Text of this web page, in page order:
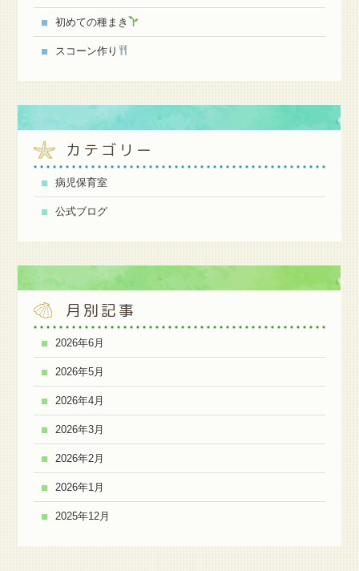
初めての種まき
スコーン作り
カテゴリー
病児保育室
公式ブログ
月別記事
2026年6月
2026年5月
2026年4月
2026年3月
2026年2月
2026年1月
2025年12月